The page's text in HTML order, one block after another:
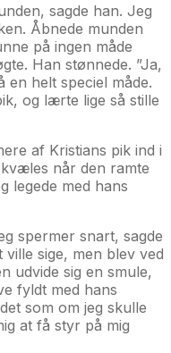
sagde han. Jeg
Åbnede munden
på ingen måde
Han stønnede. ”Ja,
en helt speciel måde.
og lærte lige så stille
af Kristians pik ind i
når den ramte
legede med hans
spermer snart, sagde
sige, men blev ved
udvide sig en smule,
fyldt med hans
som om jeg skulle
at få styr på mig